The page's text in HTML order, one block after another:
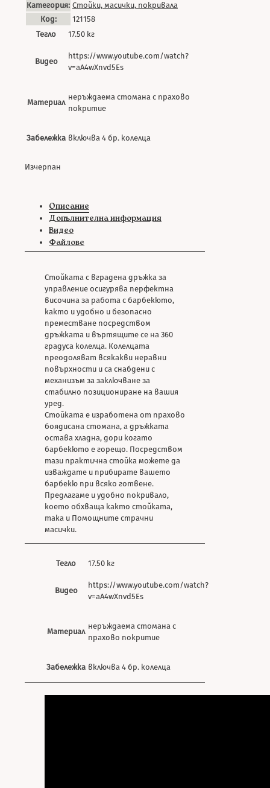
Категория: Стойки, масички, покривала
Код:
121158
Тегло
17.50 кг
Видео
https://www.youtube.com/watch?
v=aA4wXnvd5Es
Материал
неръждаема стомана с прахово
покритие
Забележка включва 4 бр. колелца
Изчерпан
Описание
Допълнителна информация
Видео
Файлове
Стойката с вградена дръжка за
управление осигурява перфектна
височина за работа с барбекюто,
както и удобно и безопасно
преместване посредством
дръжката и въртящите се на 360
градуса колелца. Колелцата
преодоляват всякакви неравни
повърхности и са снабдени с
механизъм за заключване за
стабилно позициониране на вашия
уред.
Стойката е изработена от прахово
боядисана стомана, а дръжката
остава хладна, дори когато
барбекюто е горещо. Посредством
тази практична стойка можете да
изваждате и прибирате вашето
барбекю при всяко готвене.
Предлагаме и удобно покривало,
което обхваща както стойката,
така и Помощните страчни
масички.
Тегло 17.50 кг
Видео
https://www.youtube.com/watch?
v=aA4wXnvd5Es
Материал
неръждаема стомана с
прахово покритие
Забележка включва 4 бр. колелца